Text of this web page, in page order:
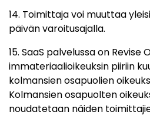
14. Toimittaja voi muuttaa
päivän varoitusajalla.
15. SaaS palvelussa on Revise
immateriaalioikeuksin piiriin
kolmansien osapuolien
Kolmansien osapuolten
noudatetaan näiden